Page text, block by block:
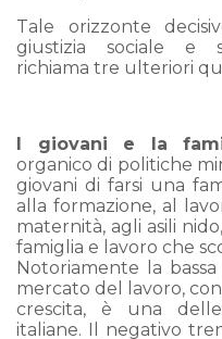
Tale orizzonte
giustizia sociale e
richiama tre ulteriori
I giovani e la
organico di politiche
giovani di farsi una
alla formazione, al
maternità, agli asili
famiglia e lavoro che
Notoriamente la
mercato del lavoro,
crescita, è una
italiane. Il negativo